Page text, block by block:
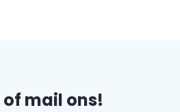
of mail ons!